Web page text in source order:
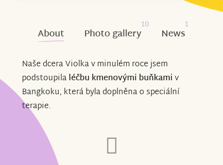
About Photo gallery
10
News
1
Naše dcera Violka v minulém roce jsem
podstoupilaléčbu kmenovými buňkamiv
Bangkoku, která byla doplněna o speciální
terapie.